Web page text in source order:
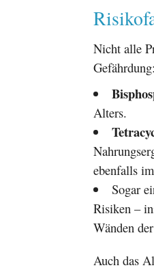
Nicht alle
Gefährdung:
Alters.
ebenfalls
Sogar
Risiken –
Wänden
Auch das